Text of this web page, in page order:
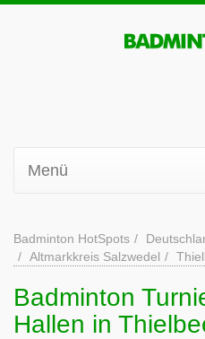
Menü
Badminton HotSpots
Altmarkkreis Salzwedel
Badminton
Hallen in